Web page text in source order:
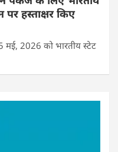
हस्ताक्षर किए
मई, 2026 को भारतीय स्टेट